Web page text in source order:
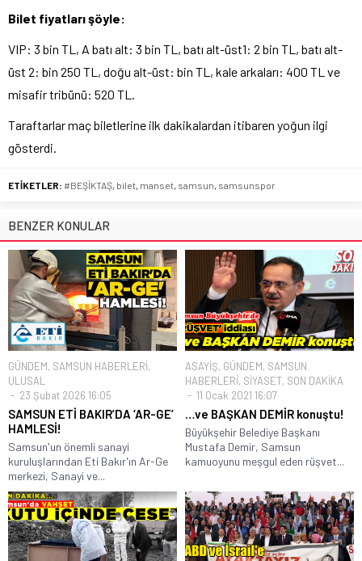
Bilet fiyatları şöyle:
VIP: 3 bin TL, A batı alt: 3 bin TL, batı alt-üst1: 2 bin TL, batı alt-
üst 2: bin 250 TL, doğu alt-üst: bin TL, kale arkaları: 400 TL ve
misafir tribünü: 520 TL.
Taraftarlar maç biletlerine ilk dakikalardan itibaren yoğun ilgi
gösterdi.
ETİKETLER: #BEŞİKTAŞ bilet manset samsun samsunspor
BENZER KONULAR
GÜNDEM, SAMSUN HABERLERİ,
ULUSAL
23 Şubat 2026 16:05
SAMSUN ETİ BAKIR’DA ‘AR-GE’
HAMLESİ!
Samsun'un önemli sanayi
kuruluşlarından Eti Bakır'ın Ar-Ge
merkezi, Sanayi ve...
ASAYİŞ, GÜNDEM, SAMSUN
HABERLERİ, SİYASET, SON DAKİKA
11 Ocak 2021 16:07
…ve BAŞKAN DEMİR konuştu!
Büyükşehir Belediye Başkanı
Mustafa Demir, Samsun
kamuoyunu meşgul eden rüşvet...